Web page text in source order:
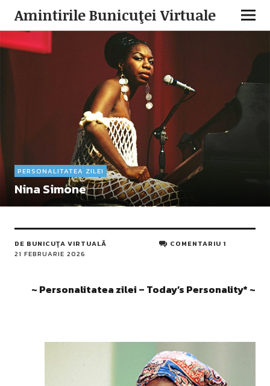
Amintirile Bunicuţei Virtuale
PERSONALITATEA ZILEI
Nina Simone
DE BUNICUŢA VIRTUALĂ
21 FEBRUARIE 2026
COMENTARIU 1
~ Personalitatea zilei – Today’s Personality* ~